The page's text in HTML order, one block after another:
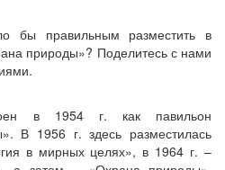
бы правильным разместить в
природы»? Поделитесь с нами
в 1954 г. как павильон
В 1956 г. здесь разместилась
в мирных целях», в 1964 г. –